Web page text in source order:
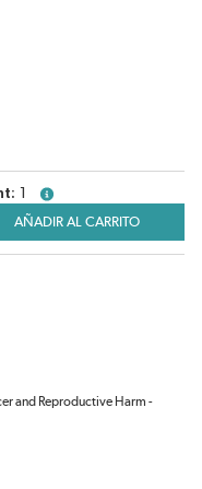
more info
AÑADIR AL CARRITO
and Reproductive Harm -